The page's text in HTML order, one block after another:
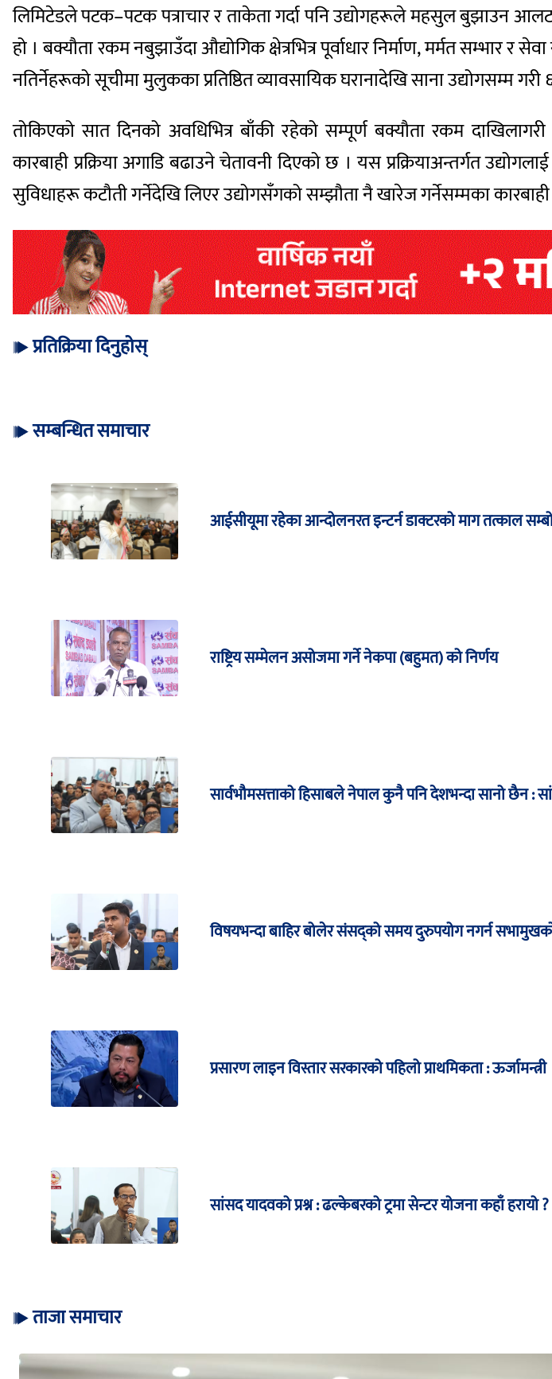
लिमिटेडले पटक–पटक पत्राचार र ताकेता गर्दा पनि उद्योगहरूले महसुल बुझाउन
हो । बक्यौता रकम नबुझाउँदा औद्योगिक क्षेत्रभित्र पूर्वाधार निर्माण, मर्मत
नतिर्नेहरूको सूचीमा मुलुकका प्रतिष्ठित व्यावसायिक घरानादेखि साना उद्योगसम्म
तोकिएको सात दिनको अवधिभित्र बाँकी रहेको सम्पूर्ण बक्यौता रकम
कारबाही प्रक्रिया अगाडि बढाउने चेतावनी दिएको छ । यस प्रक्रियाअन्तर्गत
सुविधाहरू कटौती गर्नेदेखि लिएर उद्योगसँगको सम्झौता नै खारेज गर्नेसम्मका
प्रतिक्रिया दिनुहोस्
सम्बन्धित समाचार
आईसीयूमा रहेका आन्दोलनरत इन्टर्न डाक्टरको माग तत्काल
राष्ट्रिय सम्मेलन असोजमा गर्ने नेकपा (बहुमत) को निर्णय
सार्वभौमसत्ताको हिसाबले नेपाल कुनै पनि देशभन्दा सानो छैन :
विषयभन्दा बाहिर बोलेर संसद्को समय दुरुपयोग नगर्न
प्रसारण लाइन विस्तार सरकारको पहिलो प्राथमिकता : ऊर्जामन्त्री
सांसद यादवको प्रश्न : ढल्केबरको ट्रमा सेन्टर योजना कहाँ हरायो ?
ताजा समाचार